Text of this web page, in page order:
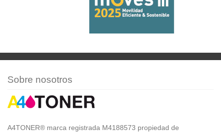
Sobre nosotros
A4TONER® marca registrada M4188573 propiedad de